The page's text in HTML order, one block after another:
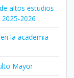
altos estudios
2026
la academia
Mayor